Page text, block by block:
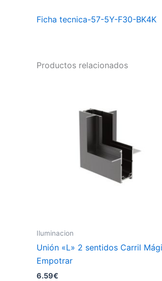
Ficha tecnica-57-5Y-F30-BK4K
Productos relacionados
Iluminacion
Unión «L» 2 sentidos Carril
Empotrar
6.59€